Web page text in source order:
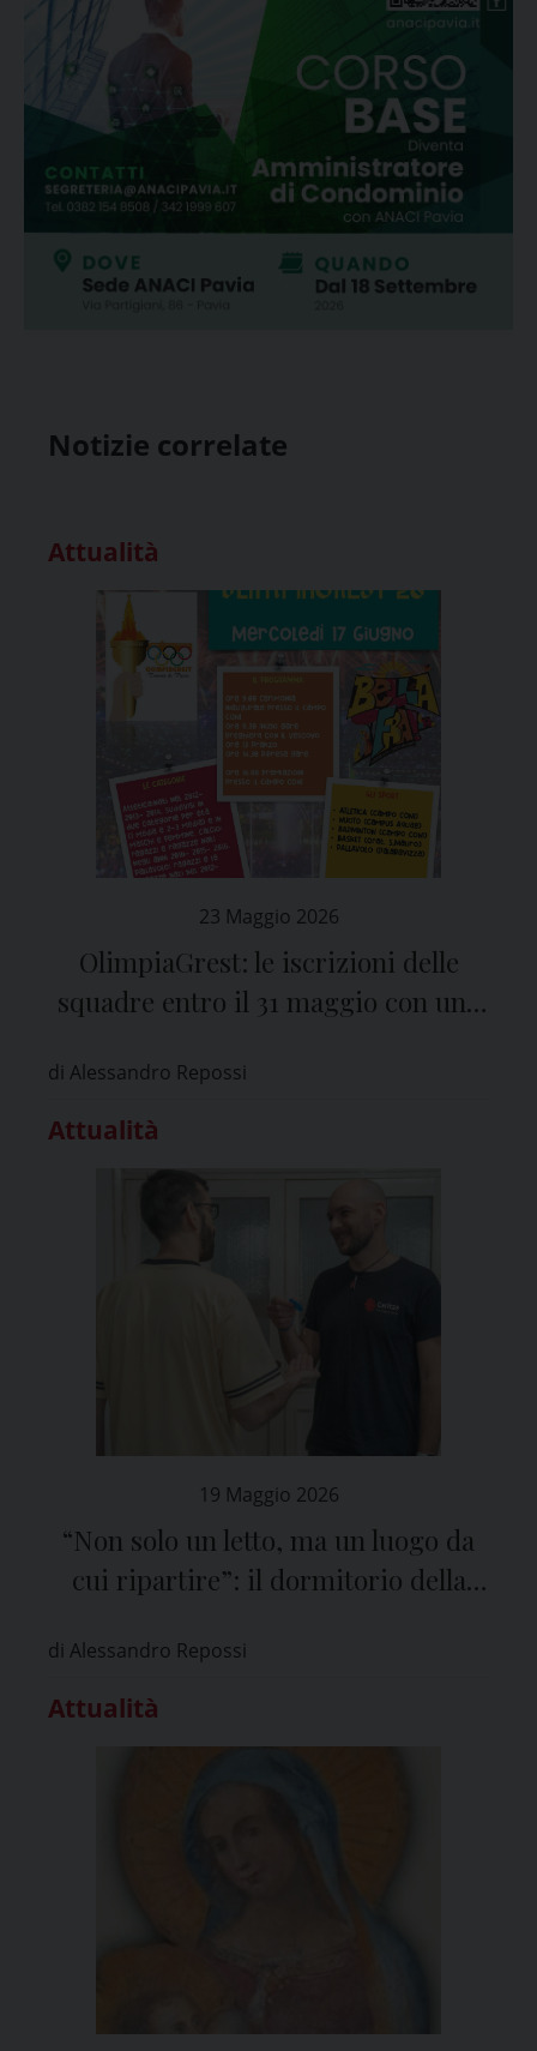
Notizie correlate
Attualità
23 Maggio 2026
OlimpiaGrest: le iscrizioni delle
squadre entro il 31 maggio con una
di Alessandro Repossi
Attualità
19 Maggio 2026
“Non solo un letto, ma un luogo da
cui ripartire”: il dormitorio della
di Alessandro Repossi
Attualità